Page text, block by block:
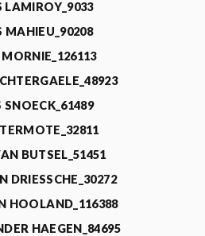
LAMIROY_9033
MAHIEU_90208
SNOECK_61489
BUTSEL_51451
DRIESSCHE_30272
HOOLAND_116388
HAEGEN_84695